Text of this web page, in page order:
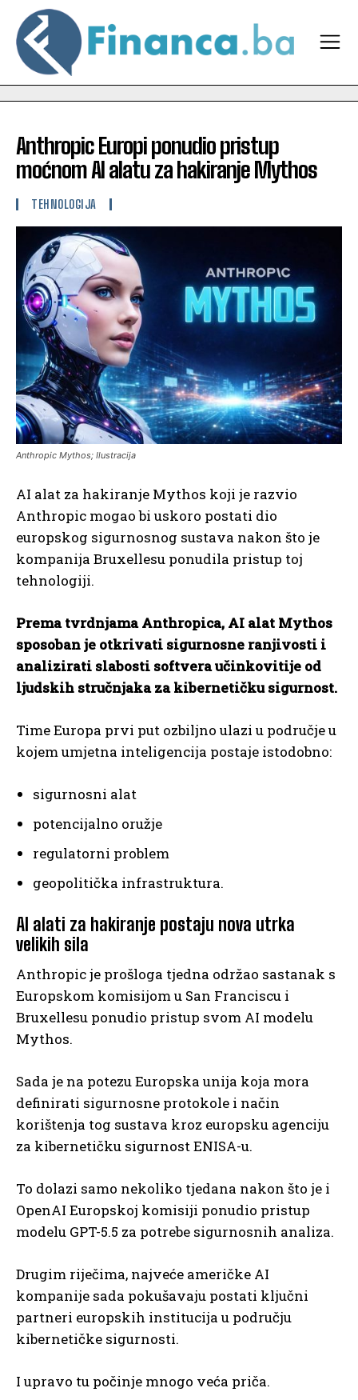
Anthropic Europi ponudio pristup
moćnom AI alatu za hakiranje Mythos
TEHNOLOGIJA
Anthropic Mythos; Ilustracija
AI alat za hakiranje Mythos koji je razvio
Anthropic mogao bi uskoro postati dio
europskog sigurnosnog sustava nakon što je
kompanija Bruxellesu ponudila pristup toj
tehnologiji.
Prema tvrdnjama Anthropica, AI alat Mythos
sposoban je otkrivati sigurnosne ranjivosti i
analizirati slabosti softvera učinkovitije od
ljudskih stručnjaka za kibernetičku sigurnost.
Time Europa prvi put ozbiljno ulazi u područje u
kojem umjetna inteligencija postaje istodobno:
sigurnosni alat
potencijalno oružje
regulatorni problem
geopolitička infrastruktura.
AI alati za hakiranje postaju nova utrka
velikih sila
Anthropic je prošloga tjedna održao sastanak s
Europskom komisijom u San Franciscu i
Bruxellesu ponudio pristup svom AI modelu
Mythos.
Sada je na potezu Europska unija koja mora
definirati sigurnosne protokole i način
korištenja tog sustava kroz europsku agenciju
za kibernetičku sigurnost ENISA-u.
To dolazi samo nekoliko tjedana nakon što je i
OpenAI Europskoj komisiji ponudio pristup
modelu GPT-5.5 za potrebe sigurnosnih analiza.
Drugim riječima, najveće američke AI
kompanije sada pokušavaju postati ključni
partneri europskih institucija u području
kibernetičke sigurnosti.
I upravo tu počinje mnogo veća priča.